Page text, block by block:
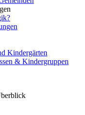
Kindergärten
& Kindergruppen